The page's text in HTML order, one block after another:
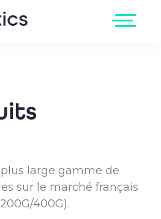
large gamme de
sur le marché français
400G).